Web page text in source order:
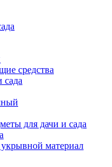
средства
сада
для дачи и сада
материал